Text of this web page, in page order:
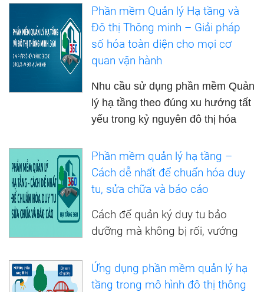
Phần mềm Quản lý Hạ tầng và
Đô thị Thông minh – Giải pháp
số hóa toàn diện cho mọi cơ
quan vận hành
Nhu cầu sử dụng phần mềm Quản
lý hạ tầng theo đúng xu hướng tất
yếu trong kỷ nguyên đô thị hóa
Phần mềm quản lý hạ tầng –
Cách dễ nhất để chuẩn hóa duy
tu, sửa chữa và báo cáo
Cách để quản ký duy tu bảo
dưỡng mà không bị rối, vướng
Ứng dụng phần mềm quản lý hạ
tầng trong mô hình đô thị thông